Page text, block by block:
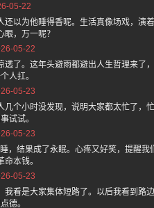
05-22
以为他睡得香呢。生活真像场戏，演
眼，万一呢？
05-22
了。这年头避雨都避出人生哲理来了
人扛。
05-23
个小时没发现，说明大家都太忙了，
试试。
05-23
，结果成了永眠。心疼又好笑，提醒我
本钱。
05-23
看是大家集体短路了。以后我看到路
德。